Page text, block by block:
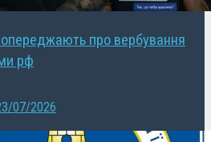
про вербування
рф
07/2026